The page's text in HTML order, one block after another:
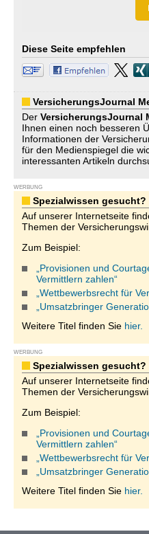
Diese Seite empfehlen
VersicherungsJournal
Der VersicherungsJournal
Ihnen einen noch besseren
Informationen der
für den Medienspiegel die
interessanten Artikeln
WERBUNG
Spezialwissen gesucht?
Auf unserer Internetseite
Themen der
Zum Beispiel:
„Provisionen und
Vermittlern zahlen“
„Wettbewerbsrecht für
„Umsatzbringer
Weitere Titel finden Sie hier.
WERBUNG
Spezialwissen gesucht?
Auf unserer Internetseite
Themen der
Zum Beispiel:
„Provisionen und
Vermittlern zahlen“
„Wettbewerbsrecht für
„Umsatzbringer
Weitere Titel finden Sie hier.